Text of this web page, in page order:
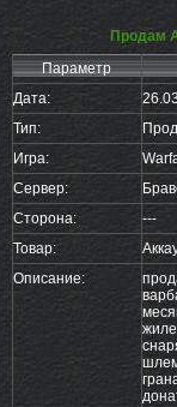
Продам
Параметр
Дата:
Тип:
Игра:
Сервер:
Сторона:
---
Товар:
Описание: